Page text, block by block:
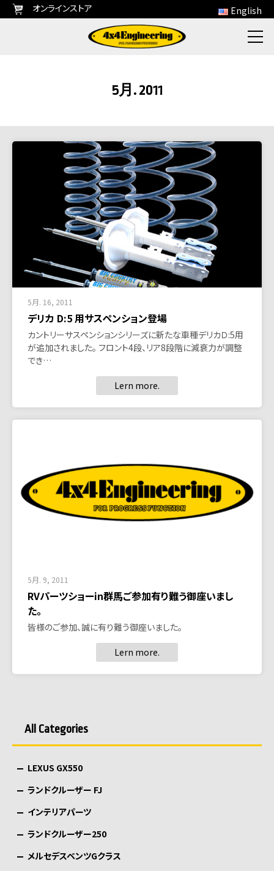
オンラインストア English
5月. 2011
5月. 16, 2011
デリカ D:5 用サスペンション登場
カントリーサスペンションシリーズに新たな車種デリカＤ:5用
が追加されました。 フロント4段、リア8段階に減衰力が調整
でき…
Lern more.
5月. 9, 2011
RVパーツショーin群馬ご参加有り難う御座いまし
た。
皆様のご参加、誠に有り難う御座いました。
Lern more.
All Categories
LEXUS GX550
ランドクルーザー FJ
インテリアパーツ
ランドクルーザー250
メルセデスベンツGクラス